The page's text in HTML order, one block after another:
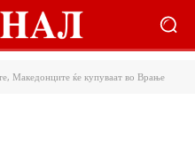
Македонците ќе купуваат во Врање